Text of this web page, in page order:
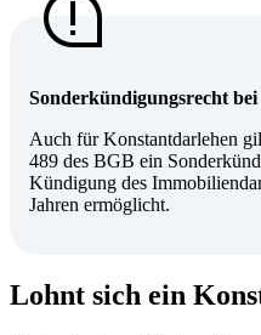
Sonderkündigungsrecht
Auch für Konstantdarlehen
489 des BGB ein
Kündigung des
Jahren ermöglicht.
Lohnt sich ein